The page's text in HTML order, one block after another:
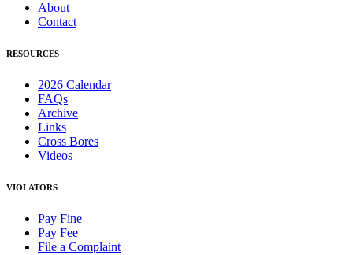
About
Contact
RESOURCES
2026 Calendar
FAQs
Archive
Links
Cross Bores
Videos
VIOLATORS
Pay Fine
Pay Fee
File a Complaint